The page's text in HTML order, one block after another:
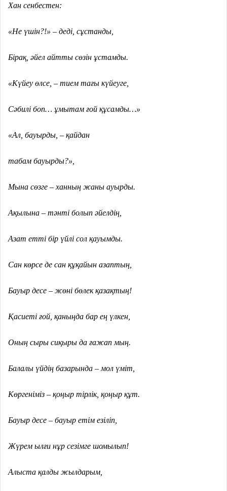
Хан сенбестен:
«Не үшін?!» – деді, сұстанды,
Бірақ, әйел айтты сөзін ұстамды.
«Күйеу өлсе, – тием тағы күйеуге,
Сәбилі боп… ұмытам ғой құсамды…»
«Ал, бауырды, – қайдан
табам бауырды?»,
Мына сөзге – ханның жаны ауырды.
Ақылына – тәнті болып әйелдің,
Азат етті бір үйлі сол қауымды.
Сан көрсе де сан құқайын азаптың,
Бауыр десе – жөні бөлек қазақтың!
Қасиеті ғой, қаныңда бар ең үлкен,
Оның сыры сиқыры да ғажап мың.
Балалы үйдің базарында – мол үміт,
Көргеніміз – қоңыр тірлік, қоңыр құт.
Бауыр десе – бауыр етім езіліп,
Жүрем ылғи нұр сезімге шомылып!
Алыста қалды жылдарым,